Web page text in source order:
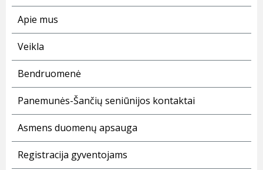
Apie mus
Veikla
Bendruomenė
Panemunės-Šančių seniūnijos kontaktai
Asmens duomenų apsauga
Registracija gyventojams